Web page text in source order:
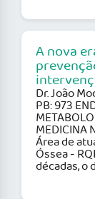
A nova
Dr. João
PB: 973
MEDICINA
Área de
Óssea -
décadas, o